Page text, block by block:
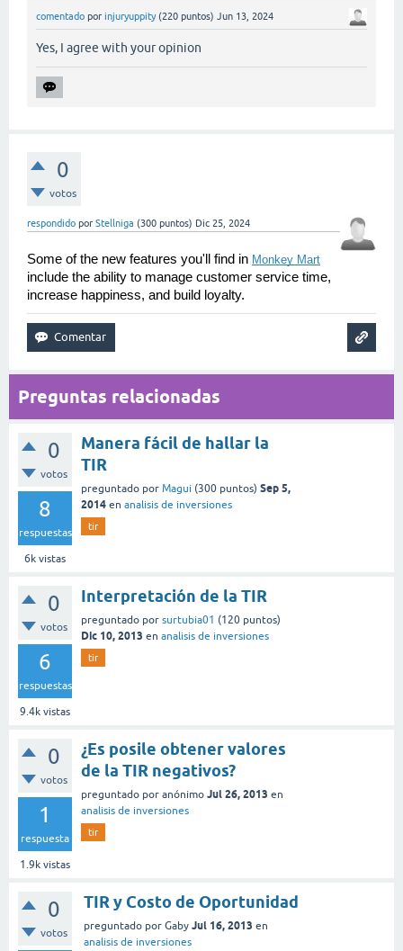
comentado por injuryuppity (220 puntos) Jun 13, 2024
Yes, I agree with your opinion
0
votos
respondido por Stellniga (300 puntos) Dic 25, 2024
Some of the new features you'll find in Monkey Mart
include the ability to manage customer service time,
increase happiness, and build loyalty.
Preguntas relacionadas
0
votos
8
respuestas
6k vistas
Manera fácil de hallar la
TIR
preguntado por Magui (300 puntos) Sep 5,
2014 en analisis de inversiones
tir
0
votos
6
respuestas
9.4k vistas
Interpretación de la TIR
preguntado por surtubia01 (120 puntos)
Dic 10, 2013 en analisis de inversiones
tir
0
votos
1
respuesta
1.9k vistas
¿Es posile obtener valores
de la TIR negativos?
preguntado por anónimo Jul 26, 2013 en
analisis de inversiones
tir
0
votos
TIR y Costo de Oportunidad
preguntado por Gaby Jul 16, 2013 en
analisis de inversiones